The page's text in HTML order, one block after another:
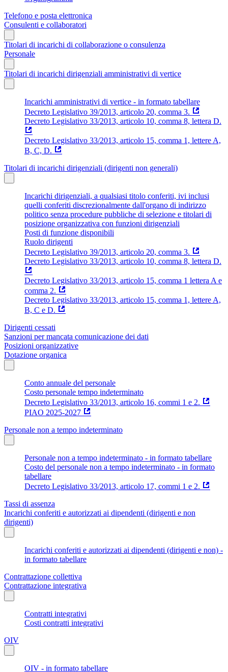
Telefono e posta elettronica
Consulenti e collaboratori
Titolari di incarichi di collaborazione o consulenza
Personale
Titolari di incarichi dirigenziali amministrativi di vertice
Incarichi amministrativi di vertice - in formato tabellare
Decreto Legislativo 39/2013, articolo 20, comma 3.
Decreto Legislativo 33/2013, articolo 10, comma 8, lettera D.
Decreto Legislativo 33/2013, articolo 15, comma 1, lettere A,
B, C, D.
Titolari di incarichi dirigenziali (dirigenti non generali)
Incarichi dirigenziali, a qualsiasi titolo conferiti, ivi inclusi
quelli conferiti discrezionalmente dall'organo di indirizzo
politico senza procedure pubbliche di selezione e titolari di
posizione organizzativa con funzioni dirigenziali
Posti di funzione disponibili
Ruolo dirigenti
Decreto Legislativo 39/2013, articolo 20, comma 3.
Decreto Legislativo 33/2013, articolo 10, comma 8, lettera D.
Decreto Legislativo 33/2013, articolo 15, comma 1 lettera A e
comma 2.
Decreto Legislativo 33/2013, articolo 15, comma 1, lettere A,
B, C e D.
Dirigenti cessati
Sanzioni per mancata comunicazione dei dati
Posizioni organizzative
Dotazione organica
Conto annuale del personale
Costo personale tempo indeterminato
Decreto Legislativo 33/2013, articolo 16, commi 1 e 2.
PIAO 2025-2027
Personale non a tempo indeterminato
Personale non a tempo indeterminato - in formato tabellare
Costo del personale non a tempo indeterminato - in formato
tabellare
Decreto Legislativo 33/2013, articolo 17, commi 1 e 2.
Tassi di assenza
Incarichi conferiti e autorizzati ai dipendenti (dirigenti e non
dirigenti)
Incarichi conferiti e autorizzati ai dipendenti (dirigenti e non) -
in formato tabellare
Contrattazione collettiva
Contrattazione integrativa
Contratti integrativi
Costi contratti integrativi
OIV
OIV - in formato tabellare